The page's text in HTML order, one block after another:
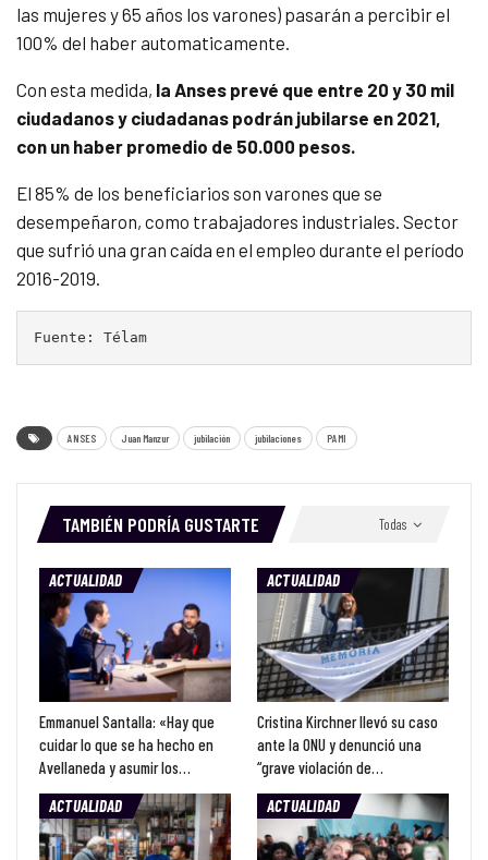
las mujeres y 65 años los varones) pasarán a percibir el
100% del haber automaticamente.
Con esta medida, la Anses prevé que entre 20 y 30 mil
ciudadanos y ciudadanas podrán jubilarse en 2021,
con un haber promedio de 50.000 pesos.
El 85% de los beneficiarios son varones que se
desempeñaron, como trabajadores industriales. Sector
que sufrió una gran caída en el empleo durante el período
2016-2019.
Fuente: Télam
ANSES Juan Manzur jubilación jubilaciones PAMI
Todas
TAMBIÉN PODRÍA GUSTARTE
ACTUALIDAD
Emmanuel Santalla: «Hay que
cuidar lo que se ha hecho en
Avellaneda y asumir los…
ACTUALIDAD
Cristina Kirchner llevó su caso
ante la ONU y denunció una
“grave violación de…
ACTUALIDAD
ACTUALIDAD